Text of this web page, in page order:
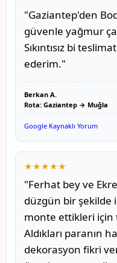
"Gaziantep'den
güvenle yağmur
Sıkıntısız bi
ederim."
Berkan A.
Rota: Gaziantep → Muğla
Google Kaynaklı Yorum
★★★★★
"Ferhat bey ve
düzgün bir şekilde
monte ettikleri
Aldıkları paranın
dekorasyon fikri